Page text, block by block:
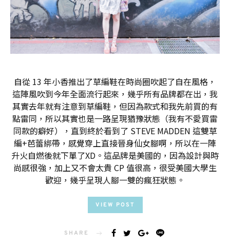
自從 13 年小香推出了草編鞋在時尚圈吹起了自在風格，
這陣風吹到今年全面流行起來，幾乎所有品牌都在出，我
其實去年就有注意到草編鞋，但因為款式和我先前買的有
點雷同，所以其實也是一路呈現猶豫狀態（我有不愛買雷
同款的癖好），直到終於看到了 STEVE MADDEN 這雙草
編+芭蕾綁帶，感覺穿上直接晉身仙女腳啊，所以在一陣
升火自燃後就下單了XD。這品牌是美國的，因為設計與時
尚感很強，加上又不會太貴 CP 值很高，很受美國大學生
歡迎，幾乎呈現人腳一雙的瘋狂狀態。
VIEW POST
SHARE